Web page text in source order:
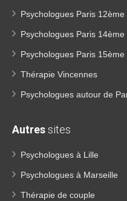
Psychologues Paris 12ème
Psychologues Paris 14ème
Psychologues Paris 15ème
Thérapie Vincennes
Psychologues autour de
Autressites
Psychologues à Lille
Psychologues à Marseille
Thérapie de couple